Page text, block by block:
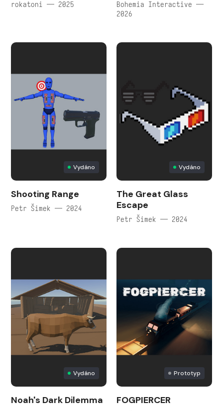
rokatoni — 2025
Bohemia Interactive —
2026
Vydáno
Shooting Range
Petr Šimek — 2024
Vydáno
The Great Glass
Escape
Petr Šimek — 2024
Vydáno
Noah's Dark Dilemma
Prototyp
FOGPIERCER